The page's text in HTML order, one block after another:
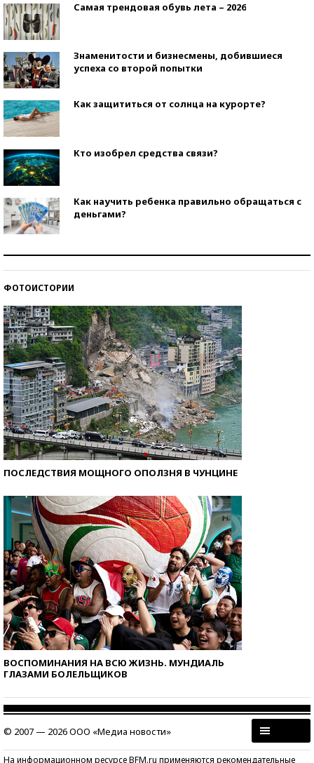
Самая трендовая обувь лета – 2026
Знаменитости и бизнесмены, добившиеся
успеха со второй попытки
Как защититься от солнца на курорте?
Кто изобрел средства связи?
Как научить ребенка правильно обращаться с
деньгами?
ФОТОИСТОРИИ
ПОСЛЕДСТВИЯ МОЩНОГО ОПОЛЗНЯ В ЧУНЦИНЕ
ВОСПОМИНАНИЯ НА ВСЮ ЖИЗНЬ. МУНДИАЛЬ
ГЛАЗАМИ БОЛЕЛЬЩИКОВ
© 2007 — 2026 ООО «Медиа новости»
На информационном ресурсе BFM.ru применяются рекомендательные